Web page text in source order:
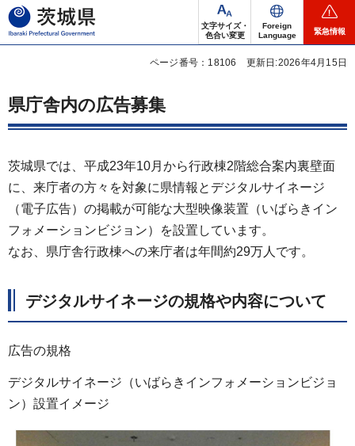
茨城県
文字サイズ・
色合い変更
Foreign
Language
緊急情報
ページ番号：18106 更新日:2026年4月15日
県庁舎内の広告募集
茨城県では、平成23年10月から行政棟2階総合案内裏壁面
に、来庁者の方々を対象に県情報とデジタルサイネージ
（電子広告）の掲載が可能な大型映像装置（いばらきイン
フォメーションビジョン）を設置しています。
なお、県庁舎行政棟への来庁者は年間約29万人です。
デジタルサイネージの規格や内容について
広告の規格
デジタルサイネージ（いばらきインフォメーションビジョ
ン）設置イメージ